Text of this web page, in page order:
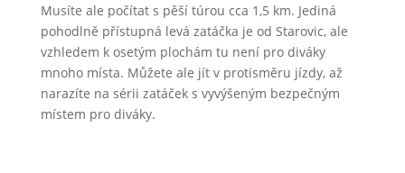
Musíte ale počítat s pěší túrou cca 1,5 km. Jediná
pohodlně přístupná levá zatáčka je od Starovic, ale
vzhledem k osetým plochám tu není pro diváky
mnoho místa. Můžete ale jít v protisměru jízdy, až
narazíte na sérii zatáček s vyvýšeným bezpečným
místem pro diváky.